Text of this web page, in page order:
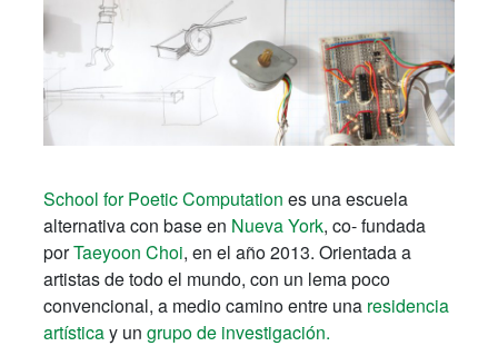
School for Poetic Computation es una escuela
alternativa con base en Nueva York, co- fundada
porTaeyoon Choi, en el año 2013. Orientada a
artistas de todo el mundo, con un lema poco
convencional, a medio camino entre una residencia
artísticay un grupo de investigación.